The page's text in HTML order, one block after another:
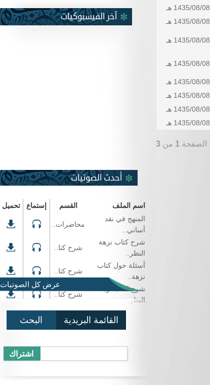
1435/08/08 هـ
1435/08/08 هـ
1435/08/08 هـ
1435/08/08 هـ
1435/08/08 هـ
1435/08/08 هـ
1435/08/08 هـ
1435/08/08 هـ
الصفحة 1 من 3
آخر الفيسبوكيات
أحدث الصوتيات
اسم الملف القسم إستماع
تحميل
المنهج في نقد
أساني..
محاضرات..
شرح كتاب نزهة
النظر..
شرح كتا..
أسئلة حول كتاب
نزهة..
شرح كتا..
شرح كتاب نزهة
النظر..
شرح كتا..
عرض كل الصوتيات
القائمة البريدية البحث